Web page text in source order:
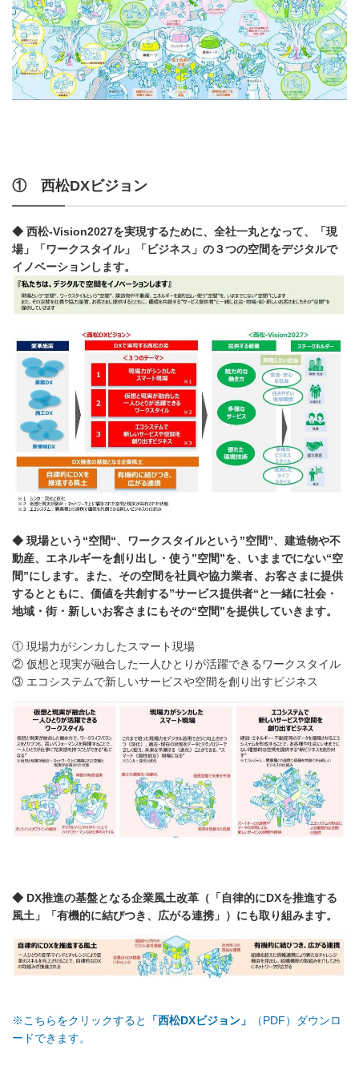
① 西松DXビジョン
◆ 西松-Vision2027を実現するために、全社一丸となって、「現
場」「ワークスタイル」「ビジネス」の３つの空間をデジタルで
イノベーションします。
◆ 現場という“空間“、ワークスタイルという”空間”、建造物や不
動産、エネルギーを創り出し・使う”空間”を、いままでにない“空
間”にします。また、その空間を社員や協力業者、お客さまに提供
するとともに、価値を共創する”サービス提供者“と一緒に社会・
地域・街・新しいお客さまにもその“空間”を提供していきます。
① 現場力がシンカしたスマート現場
② 仮想と現実が融合した一人ひとりが活躍できるワークスタイル
③ エコシステムで新しいサービスや空間を創り出すビジネス
◆ DX推進の基盤となる企業風土改革（「自律的にDXを推進する
風土」「有機的に結びつき、広がる連携」）にも取り組みます。
※こちらをクリックすると 「西松DXビジョン」
（PDF）ダウンロ
ードできます。